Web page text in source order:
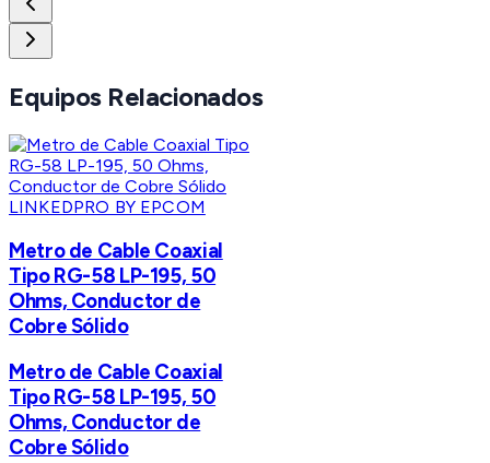
Equipos Relacionados
LINKEDPRO BY EPCOM
Metro de Cable Coaxial
Tipo RG-58 LP-195, 50
Ohms, Conductor de
Cobre Sólido
Metro de Cable Coaxial
Tipo RG-58 LP-195, 50
Ohms, Conductor de
Cobre Sólido